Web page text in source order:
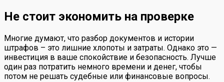
Не стоит экономить на проверке
Многие думают, что разбор документов и истории
штрафов – это лишние хлопоты и затраты. Однако это —
инвестиция в ваше спокойствие и безопасность. Лучше
один раз потратить немного времени и денег, чтобы
потом не решать судебные или финансовые вопросы.